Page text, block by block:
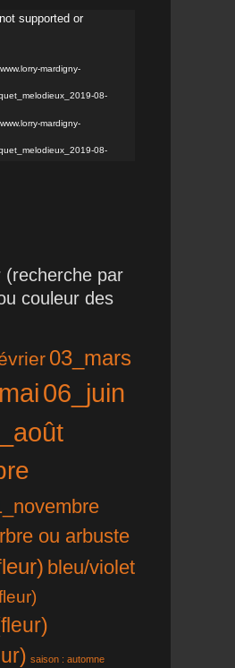
supported or
mardigny-
08-
mardigny-
08-
(recherche par
couleur des
03_mars
06_juin
ou arbuste
bleu/violet
saison : automne